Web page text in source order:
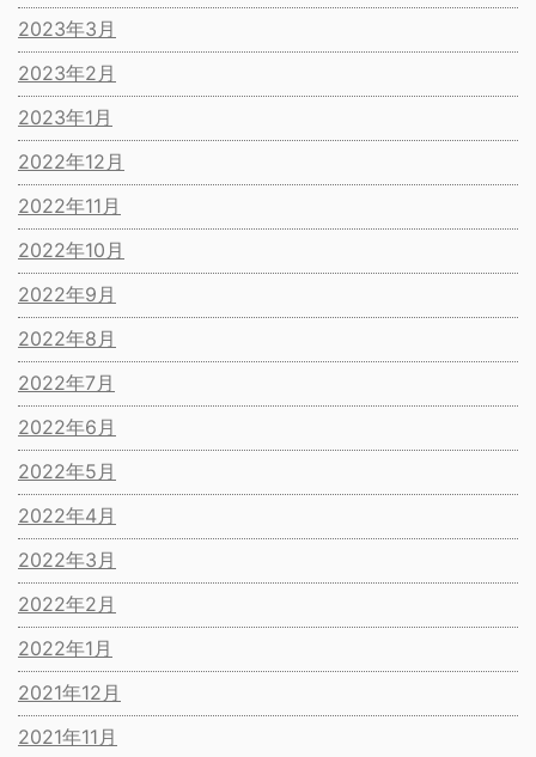
2023年3月
2023年2月
2023年1月
2022年12月
2022年11月
2022年10月
2022年9月
2022年8月
2022年7月
2022年6月
2022年5月
2022年4月
2022年3月
2022年2月
2022年1月
2021年12月
2021年11月